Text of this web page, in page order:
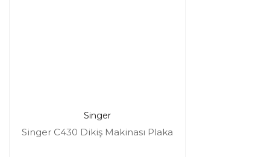
Singer
Singer C430 Dikiş Makinası Plaka